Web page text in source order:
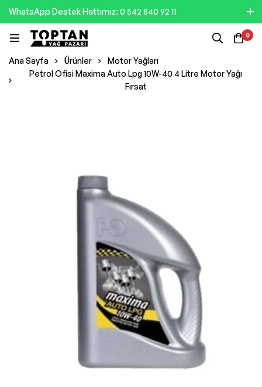
WhatsApp Destek Hattımız: 0 542 840 92 11
0
Ana Sayfa Ürünler
Motor Yağları
Petrol Ofisi Maxima Auto Lpg 10W-40 4 Litre Motor Yağı
Fırsat